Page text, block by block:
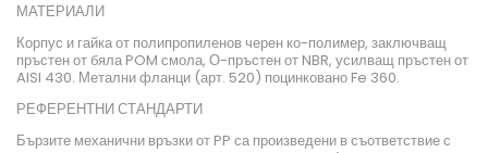
МАТЕРИАЛИ
Корпус и гайка от полипропиленов черен ко-полимер, заключващ
пръстен от бяла POM смола, О-пръстен от NBR, усилващ пръстен от
AISI 430. Метални фланци (арт. 520) поцинковано Fe 360.
РЕФЕРЕНТНИ СТАНДАРТИ
Бързите механични връзки от PP са произведени в съответствие с